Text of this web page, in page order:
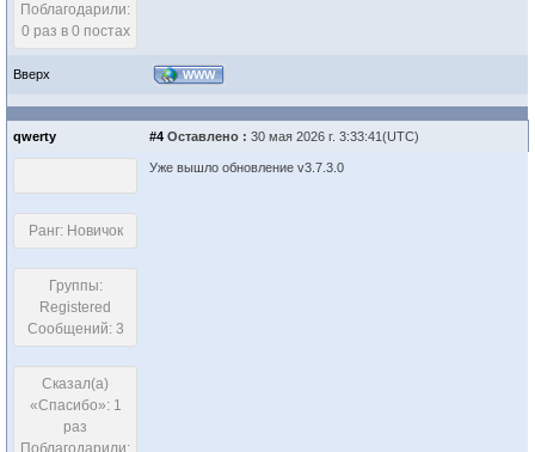
Поблагодарили:
0 раз в 0 постах
Вверх WWW
qwerty #4 Оставлено : 30 мая 2026 г. 3:33:41(UTC)
Ранг: Новичок
Группы:
Registered
Сообщений: 3
Сказал(а)
«Спасибо»: 1
раз
Поблагодарили:
Уже вышло обновление v3.7.3.0